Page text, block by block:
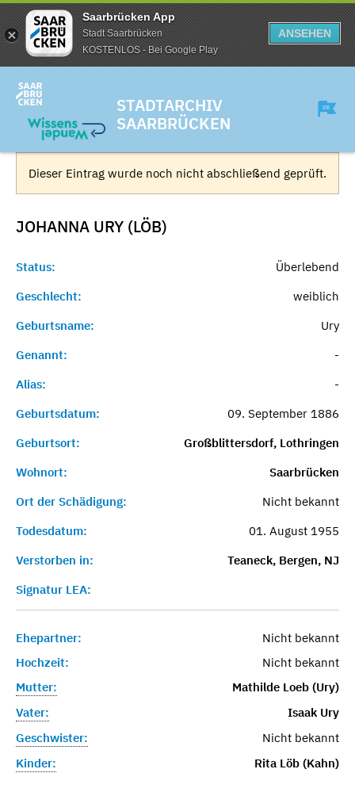
Saarbrücken App
Stadt Saarbrücken
KOSTENLOS - Bei Google Play
ANSEHEN
STADTARCHIV
SAARBRÜCKEN
Dieser Eintrag wurde noch nicht abschließend geprüft.
JOHANNA URY (LÖB)
Status:
Überlebend
Geschlecht:
weiblich
Geburtsname:
Ury
Genannt:
-
Alias:
-
Geburtsdatum:
09. September 1886
Geburtsort:
Großblittersdorf, Lothringen
Wohnort:
Saarbrücken
Ort der Schädigung:
Nicht bekannt
Todesdatum:
01. August 1955
Verstorben in:
Teaneck, Bergen, NJ
Signatur LEA:
Ehepartner:
Nicht bekannt
Hochzeit:
Nicht bekannt
Mutter:
Mathilde Loeb (Ury)
Vater:
Isaak Ury
Geschwister:
Nicht bekannt
Kinder:
Rita Löb (Kahn)